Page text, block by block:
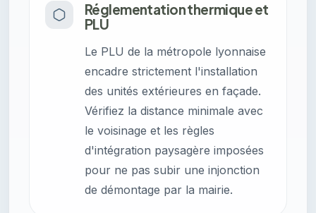
Réglementation thermique et
PLU
Le PLU de la métropole lyonnaise
encadre strictement l'installation
des unités extérieures en façade.
Vérifiez la distance minimale avec
le voisinage et les règles
d'intégration paysagère imposées
pour ne pas subir une injonction
de démontage par la mairie.